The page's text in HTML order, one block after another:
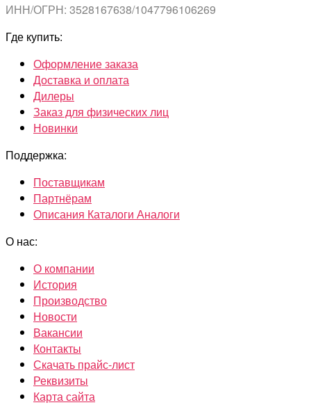
ИНН/ОГРН: 3528167638/1047796106269
Где купить:
Оформление заказа
Доставка и оплата
Дилеры
Заказ для физических лиц
Новинки
Поддержка:
Поставщикам
Партнёрам
Описания Каталоги Аналоги
О нас:
О компании
История
Производство
Новости
Вакансии
Контакты
Скачать прайс-лист
Реквизиты
Карта сайта